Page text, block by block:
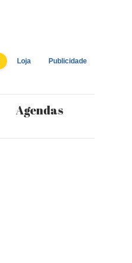
Loja Publicidade
Agendas